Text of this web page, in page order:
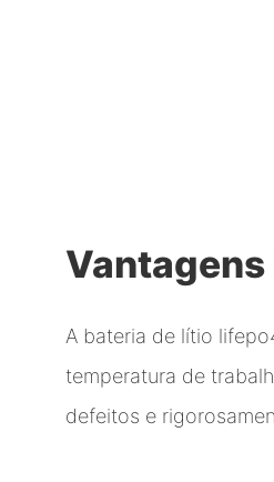
Vantagens
A bateria de lítio
temperatura de
defeitos e